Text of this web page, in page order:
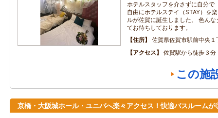
ホテルスタッフを介さずに自分で
自由にホテルステイ（STAY）を
ルが佐賀に誕生しました。 色ん
てお待ちしております。
住所
佐賀県佐賀市駅前中央
アクセス
佐賀駅から徒歩３分
この施
京橋・大阪城ホール・ユニバへ楽々アクセス！快適バスルーム